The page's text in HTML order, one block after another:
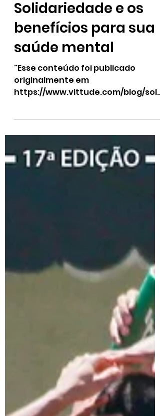
Solidariedade e os
benefícios para sua
saúde mental
originalmente em
https://www.vittude.com/blog/soli
dariedade-beneficios-para-
saude-mental/" Nós vivemos em...